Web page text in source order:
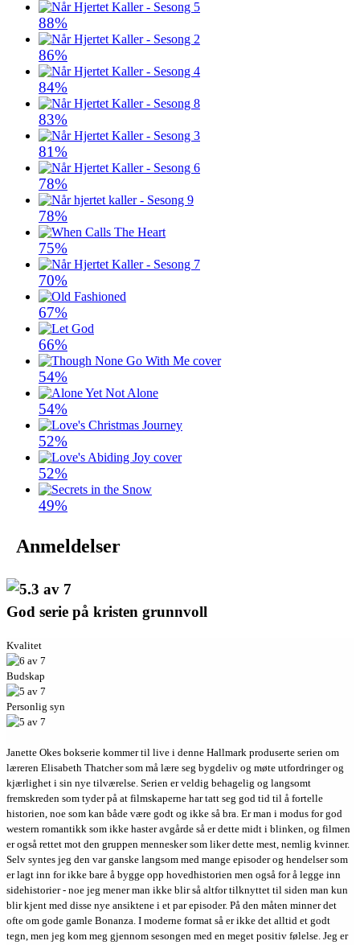
88%
86%
84%
83%
81%
78%
78%
75%
70%
67%
66%
54%
54%
52%
52%
49%
Anmeldelser
God serie på kristen grunnvoll
Kvalitet
Budskap
Personlig syn
Janette Okes bokserie kommer til live i denne Hallmark produserte serien om
læreren Elisabeth Thatcher som må lære seg bygdeliv og møte utfordringer og
kjærlighet i sin nye tilværelse. Serien er veldig behagelig og langsomt
fremskreden som tyder på at filmskaperne har tatt seg god tid til å fortelle
historien, noe som kan både være godt og ikke så bra. Er man i modus for god
western romantikk som ikke haster avgårde så er dette midt i blinken, og filmen
er også rettet mot den gruppen mennesker som liker dette mest, nemlig kvinner.
Selv syntes jeg den var ganske langsom med mange episoder og hendelser som
er lagt inn for ikke bare å bygge opp hovedhistorien men også for å legge inn
sidehistorier - noe jeg mener man ikke blir så altfor tilknyttet til siden man kun
blir kjent med disse nye ansiktene i et par episoder. På den måten minner det
ofte om gode gamle Bonanza. I moderne format så er ikke det alltid et godt
tegn, men jeg kom meg gjennom sesongen med en meget positiv følelse. Jeg er